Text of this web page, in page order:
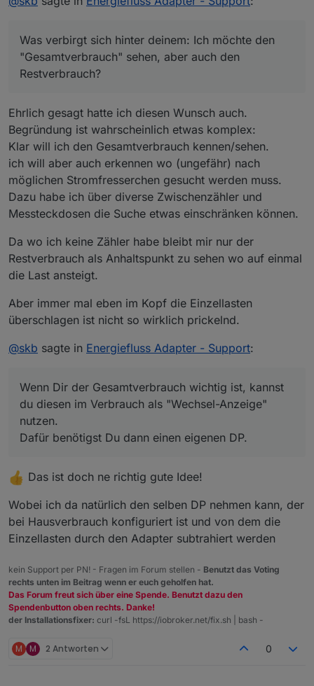
Also den Wert, der in den Kacheln quasi nicht
zugewiesen ist.
Wenn Dir der Gesamtverbrauch wichtig ist, kannst du
diesen im Verbrauch als "Wechsel-Anzeige" nutzen.
Dafür benötigst Du dann einen eigenen DP.
Was verbirgt sich hinter deinem: Ich möchte den
"Gesamtverbrauch" sehen, aber auch den
Restverbrauch?
Ehrlich gesagt hatte ich diesen Wunsch auch.
Begründung ist wahrscheinlich etwas komplex:
Klar will ich den Gesamtverbrauch kennen/sehen.
ich will aber auch erkennen wo (ungefähr) nach
möglichen Stromfresserchen gesucht werden muss.
Dazu habe ich über diverse Zwischenzähler und
Messteckdosen die Suche etwas einschränken können.
Da wo ich keine Zähler habe bleibt mir nur der
Restverbrauch als Anhaltspunkt zu sehen wo auf einmal
die Last ansteigt.
Aber immer mal eben im Kopf die Einzellasten
überschlagen ist nicht so wirklich prickelnd.
@skb sagte in Energiefluss Adapter - Support:
Wenn Dir der Gesamtverbrauch wichtig ist, kannst
du diesen im Verbrauch als "Wechsel-Anzeige"
nutzen.
Dafür benötigst Du dann einen eigenen DP.
Das ist doch ne richtig gute Idee!
Wobei ich da natürlich den selben DP nehmen kann, der
bei Hausverbrauch konfiguriert ist und von dem die
Einzellasten durch den Adapter subtrahiert werden
kein Support per PN! - Fragen im Forum stellen - Benutzt das Voting
rechts unten im Beitrag wenn er euch geholfen hat.
Das Forum freut sich über eine Spende. Benutzt dazu den
Spendenbutton oben rechts. Danke!
der Installationsfixer: curl -fsL https://iobroker.net/fix.sh | bash -
M M 2 Antworten 0